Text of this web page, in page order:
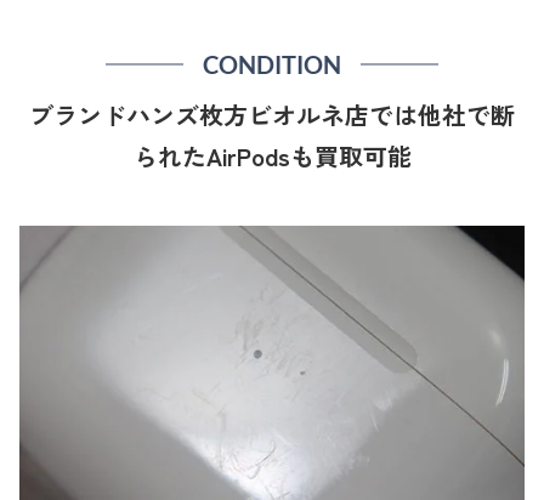
CONDITION
ブランドハンズ枚方ビオルネ店では他社で断
られたAirPodsも買取可能